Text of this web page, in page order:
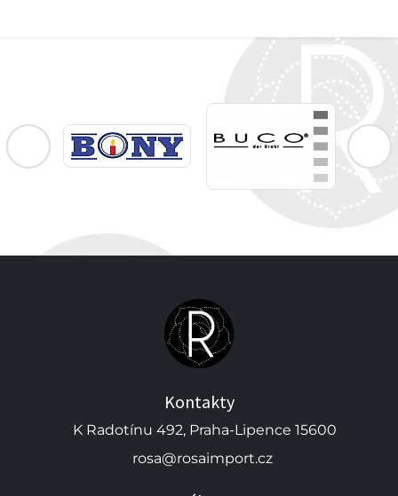
Kontakty
K Radotínu 492, Praha-Lipence 15600
rosa@rosaimport.cz